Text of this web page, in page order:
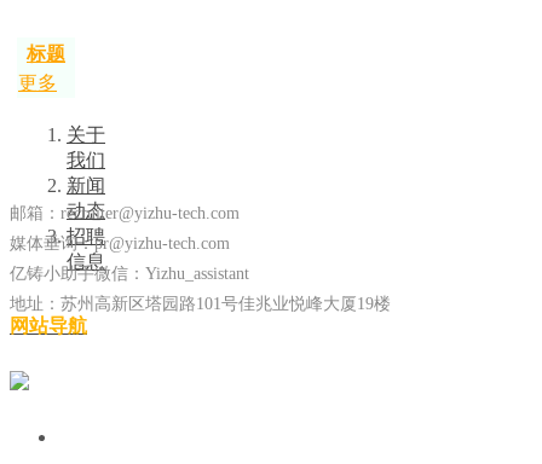
标题
更多
关于
我们
新闻
动态
招聘
信息
邮箱：recruiter@yizhu-tech.com
媒体垂询：pr@yizhu-tech.com
亿铸小助手微信：Yizhu_assistant
地址：苏州高新区塔园路101号佳兆业悦峰大厦19楼
网站导航